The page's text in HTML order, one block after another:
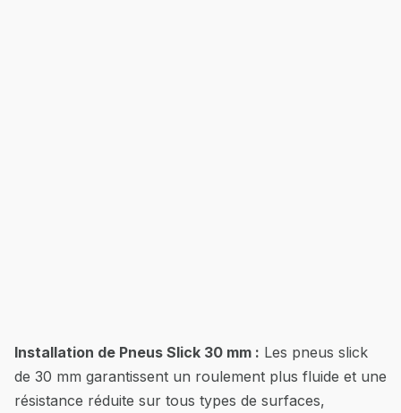
Installation de Pneus Slick 30 mm : Les pneus slick
de 30 mm garantissent un roulement plus fluide et une
résistance réduite sur tous types de surfaces,